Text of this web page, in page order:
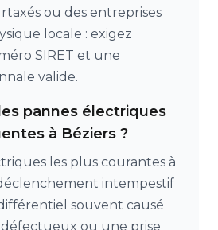
ou des entreprises
locale : exigez
SIRET et une
valide.
pannes électriques
à Béziers ?
les plus courantes à
intempestif
souvent causé
ou une prise